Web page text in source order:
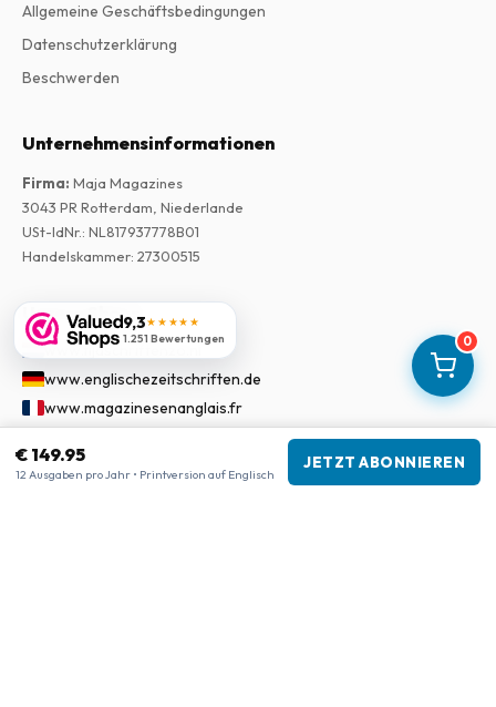
0
€ 149.95
12 Ausgaben pro Jahr • Printversion auf Englisch
JETZT ABONNIEREN
9,3★★★★★
1.251 Bewertungen
Allgemeine Geschäftsbedingungen
Datenschutzerklärung
Beschwerden
Unternehmensinformationen
Firma: Maja Magazines
3043 PR Rotterdam, Niederlande
USt-IdNr.: NL817937778B01
Handelskammer: 27300515
Unsere Shops
www.tijdschriftenzo.nl
www.englischezeitschriften.de
www.magazinesenanglais.fr
www.papermagazines.com